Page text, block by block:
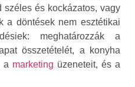
széles és kockázatos, vagy
a döntések nem esztétikai
meghatározzák a
összetételét, a konyha
a marketing üzeneteit, és a